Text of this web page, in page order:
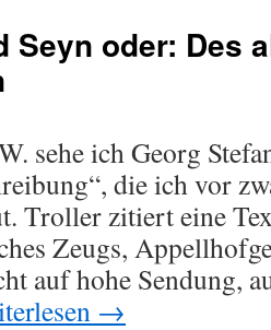
Seyn oder: Des
sehe ich Georg
die ich vor
Troller zitiert eine
Zeugs,
auf hohe Sendung,
→